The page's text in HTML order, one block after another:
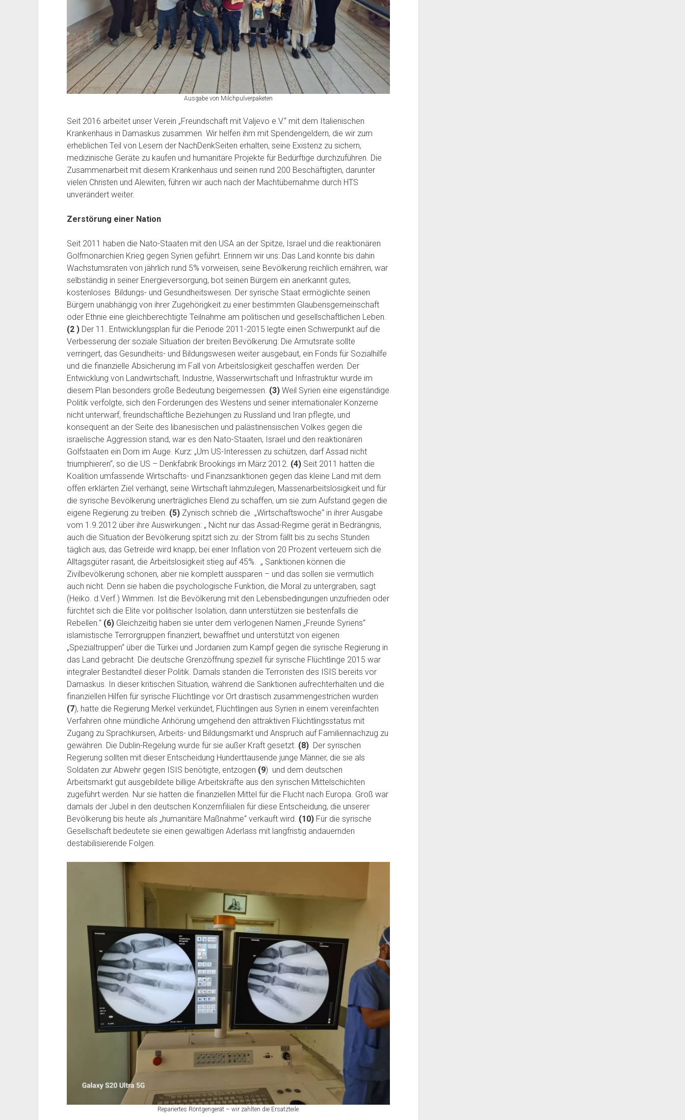
Ausgabe von Milchpulverpaketen
Seit 2016 arbeitet unser Verein „Freundschaft mit Valjevo e.V.“ mit dem Italienischen
Krankenhaus in Damaskus zusammen. Wir helfen ihm mit Spendengeldern, die wir zum
erheblichen Teil von Lesern der NachDenkSeiten erhalten, seine Existenz zu sichern,
medizinische Geräte zu kaufen und humanitäre Projekte für Bedürftige durchzuführen. Die
Zusammenarbeit mit diesem Krankenhaus und seinen rund 200 Beschäftigten, darunter
vielen Christen und Alewiten, führen wir auch nach der Machtübernahme durch HTS
unverändert weiter.
Zerstörung einer Nation
Seit 2011 haben die Nato-Staaten mit den USA an der Spitze, Israel und die reaktionären
Golfmonarchien Krieg gegen Syrien geführt. Erinnern wir uns: Das Land konnte bis dahin
Wachstumsraten von jährlich rund 5% vorweisen, seine Bevölkerung reichlich ernähren, war
selbständig in seiner Energieversorgung, bot seinen Bürgern ein anerkannt gutes,
kostenloses Bildungs- und Gesundheitswesen. Der syrische Staat ermöglichte seinen
Bürgern unabhängig von ihrer Zugehörigkeit zu einer bestimmten Glaubensgemeinschaft
oder Ethnie eine gleichberechtigte Teilnahme am politischen und gesellschaftlichen Leben.
(2 )Der 11. Entwicklungsplan für die Periode 2011-2015 legte einen Schwerpunkt auf die
Verbesserung der soziale Situation der breiten Bevölkerung: Die Armutsrate sollte
verringert, das Gesundheits- und Bildungswesen weiter ausgebaut, ein Fonds für Sozialhilfe
und die finanzielle Absicherung im Fall von Arbeitslosigkeit geschaffen werden. Der
Entwicklung von Landwirtschaft, Industrie, Wasserwirtschaft und Infrastruktur wurde im
diesem Plan besonders große Bedeutung beigemessen. (3)Weil Syrien eine eigenständige
Politik verfolgte, sich den Forderungen des Westens und seiner internationaler Konzerne
nicht unterwarf, freundschaftliche Beziehungen zu Russland und Iran pflegte, und
konsequent an der Seite des libanesischen und palästinensischen Volkes gegen die
israelische Aggression stand, war es den Nato-Staaten, Israel und den reaktionären
Golfstaaten ein Dorn im Auge. Kurz: „Um US-Interessen zu schützen, darf Assad nicht
triumphieren“, so die US – Denkfabrik Brookings im März 2012. (4) Seit 2011 hatten die
Koalition umfassende Wirtschafts- und Finanzsanktionen gegen das kleine Land mit dem
offen erklärten Ziel verhängt, seine Wirtschaft lahmzulegen, Massenarbeitslosigkeit und für
die syrische Bevölkerung unerträgliches Elend zu schaffen, um sie zum Aufstand gegen die
eigene Regierung zu treiben. (5)Zynisch schrieb die „Wirtschaftswoche“ in ihrer Ausgabe
vom 1.9.2012 über ihre Auswirkungen: „ Nicht nur das Assad-Regime gerät in Bedrängnis,
auch die Situation der Bevölkerung spitzt sich zu: der Strom fällt bis zu sechs Stunden
täglich aus, das Getreide wird knapp, bei einer Inflation von 20 Prozent verteuern sich die
Alltagsgüter rasant, die Arbeitslosigkeit stieg auf 45%. „ Sanktionen können die
Zivilbevölkerung schonen, aber nie komplett aussparen – und das sollen sie vermutlich
auch nicht. Denn sie haben die psychologische Funktion, die Moral zu untergraben, sagt
(Heiko. d.Verf.) Wimmen. Ist die Bevölkerung mit den Lebensbedingungen unzufrieden oder
fürchtet sich die Elite vor politischer Isolation, dann unterstützen sie bestenfalls die
Rebellen.“ (6)Gleichzeitig haben sie unter dem verlogenen Namen „Freunde Syriens“
islamistische Terrorgruppen finanziert, bewaffnet und unterstützt von eigenen
„Spezialtruppen“ über die Türkei und Jordanien zum Kampf gegen die syrische Regierung in
das Land gebracht. Die deutsche Grenzöffnung speziell für syrische Flüchtlinge 2015 war
integraler Bestandteil dieser Politik. Damals standen die Terroristen des ISIS bereits vor
Damaskus. In dieser kritischen Situation, während die Sanktionen aufrechterhalten und die
finanziellen Hilfen für syrische Flüchtlinge vor Ort drastisch zusammengestrichen wurden
(7), hatte die Regierung Merkel verkündet, Flüchtlingen aus Syrien in einem vereinfachten
Verfahren ohne mündliche Anhörung umgehend den attraktiven Flüchtlingsstatus mit
Zugang zu Sprachkursen, Arbeits- und Bildungsmarkt und Anspruch auf Familiennachzug zu
gewähren. Die Dublin-Regelung wurde für sie außer Kraft gesetzt. (8)Der syrischen
Regierung sollten mit dieser Entscheidung Hunderttausende junge Männer, die sie als
Soldaten zur Abwehr gegen ISIS benötigte, entzogen (9) und dem deutschen
Arbeitsmarkt gut ausgebildete billige Arbeitskräfte aus den syrischen Mittelschichten
zugeführt werden. Nur sie hatten die finanziellen Mittel für die Flucht nach Europa. Groß war
damals der Jubel in den deutschen Konzernfilialen für diese Entscheidung, die unserer
Bevölkerung bis heute als „humanitäre Maßnahme“ verkauft wird. (10) Für die syrische
Gesellschaft bedeutete sie einen gewaltigen Aderlass mit langfristig andauernden
destabilisierende Folgen.
Repariertes Röntgengerät – wir zahlten die Ersatzteile